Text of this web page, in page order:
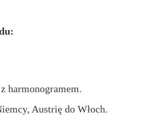
harmonogramem.
Austrię do Włoch.